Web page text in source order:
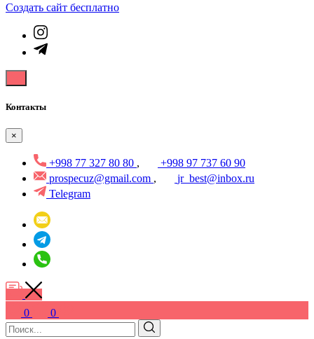
Создать cайт бесплатно
Контакты
×
+998 77 327 80 80 ,
+998 97 737 60 90
prospecuz@gmail.com ,
jr_best@inbox.ru
Telegram
0 0